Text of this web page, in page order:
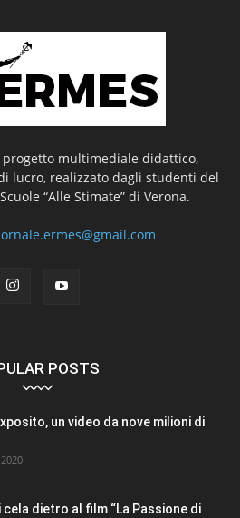
progetto multimediale didattico,
lucro, realizzato dagli studenti del
“Alle Stimate” di Verona.
POSTS
un video da nove milioni di
cela dietro al film “La Passione di